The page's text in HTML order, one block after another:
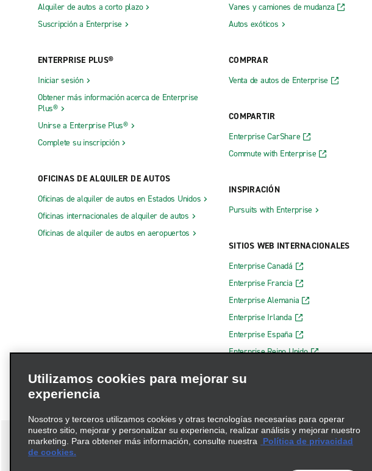
Alquiler de autos a corto plazo
Suscripción a Enterprise
ENTERPRISE PLUS®
Iniciar sesión
Obtener más información acerca de Enterprise
Plus®
Unirse a Enterprise Plus®
Complete su inscripción
OFICINAS DE ALQUILER DE AUTOS
Oficinas de alquiler de autos en Estados Unidos
Oficinas internacionales de alquiler de autos
Oficinas de alquiler de autos en aeropuertos
Vanes y camiones de mudanza
Autos exóticos
COMPRAR
Venta de autos de Enterprise
COMPARTIR
Enterprise CarShare
Commute with Enterprise
INSPIRACIÓN
Pursuits with Enterprise
SITIOS WEB INTERNACIONALES
Enterprise Canadá
Enterprise Francia
Enterprise Alemania
Enterprise Irlanda
Enterprise España
Enterprise Reino Unido
Utilizamos cookies para mejorar su
experiencia
Nosotros y terceros utilizamos cookies y otras tecnologías necesarias para operar
nuestro sitio, mejorar y personalizar su experiencia, realizar análisis y mejorar nuestro
marketing. Para obtener más información, consulte nuestra
Política de privacidad
de cookies.